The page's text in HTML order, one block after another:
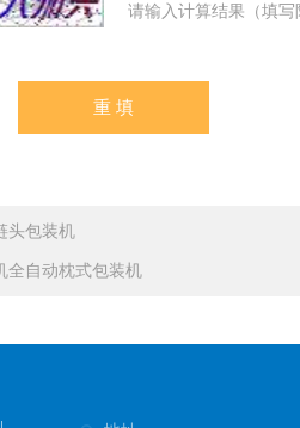
请输入计算结果（填
头包装机
全自动枕式包装机